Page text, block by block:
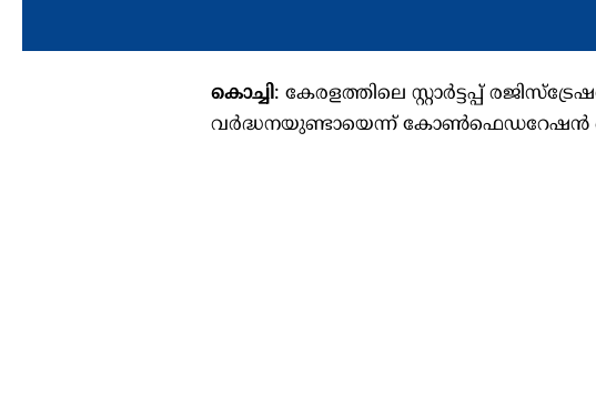
കൊച്ചി: കേരളത്തിലെ സ്റ്റാർട്ടപ്പ്
വർദ്ധനയുണ്ടായെന്ന് കോണ്‍ഫെഡറേഷൻ